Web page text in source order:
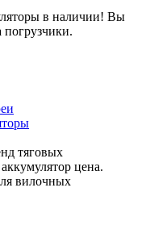
в наличии! Вы
погрузчики.
тяговых
цена.
вилочных